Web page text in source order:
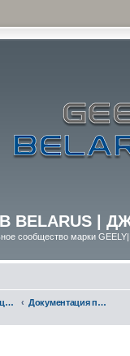
BELARUS |
сообщество марки
Книги, инструкции, руководства, полезные материалы Документация по GEELY Atlas (NL-3)